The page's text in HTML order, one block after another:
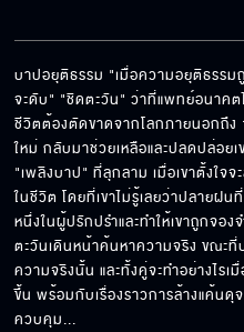
บาปอยุติธรรม "เมื่อความอยุติธรรม
จะดับ" "ชิดตะวัน" ว่าที่แพทย์อนาค
ชีวิตต้องตัดขาดจากโลกภายนอกถึ
ใหม่ กลับมาช่วยเหลือและปลดปล่อยเ
"เพลิงบาป" ที่ลุกลาม เมื่อเขาตั้งใจจ
ในชีวิต โดยที่เขาไม่รู้เลยว่าปลายฝน
หนึ่งในผู้ปรักปรำและทำให้เขาถูกจอ
ตะวันเดินหน้าค้นหาความจริง ขณะ
ความจริงนั้น และทั้งคู่จะทำอย่างไร
ขึ้น พร้อมกับเรื่องราวการล้างแค้น
ควบคุม...